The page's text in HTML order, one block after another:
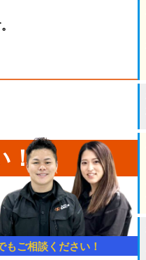
！
もご相談ください！